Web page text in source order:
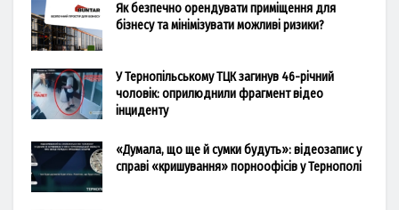
Як безпечно орендувати приміщення для
бізнесу та мінімізувати можливі ризики?
У Тернопільському ТЦК загинув 46-річний
чоловік: оприлюднили фрагмент відео
інциденту
«Думала, що ще й сумки будуть»: відеозапис у
справі «кришування» порноофісів у Тернополі